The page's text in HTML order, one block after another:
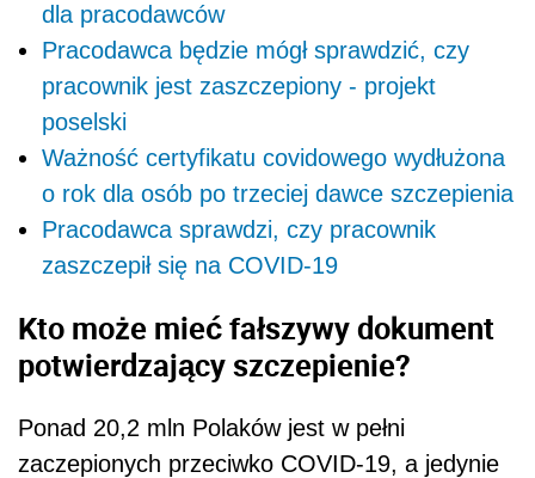
dla pracodawców
Pracodawca będzie mógł sprawdzić, czy
pracownik jest zaszczepiony - projekt
poselski
Ważność certyfikatu covidowego wydłużona
o rok dla osób po trzeciej dawce szczepienia
Pracodawca sprawdzi, czy pracownik
zaszczepił się na COVID-19
Kto może mieć fałszywy dokument
potwierdzający szczepienie?
Ponad 20,2 mln Polaków jest w pełni
zaczepionych przeciwko COVID-19, a jedynie